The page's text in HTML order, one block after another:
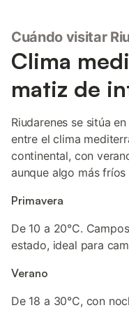
Cuándo visitar
Clima
matiz de
Riudarenes se sitúa
entre el clima
continental, con
aunque algo más
Primavera
De 10 a 20°C.
estado, ideal para
Verano
De 18 a 30°C, con